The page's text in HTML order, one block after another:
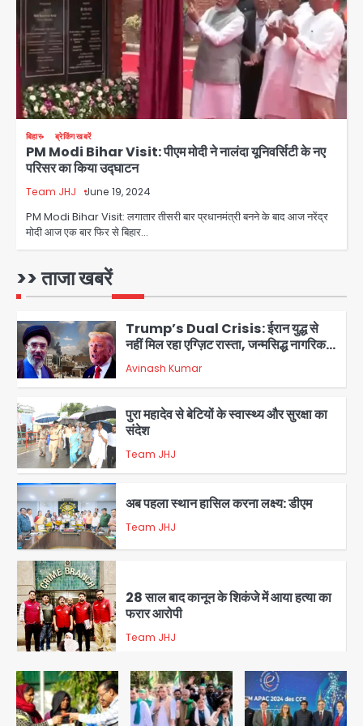
बिहार ब्रेकिंग खबरें
PM Modi Bihar Visit: पीएम मोदी ने नालंदा यूनिवर्सिटी के नए
परिसर का किया उद्घाटन
Team JHJ June 19, 2024
PM Modi Bihar Visit: लगातार तीसरी बार प्रधानमंत्री बनने के बाद आज नरेंद्र
मोदी आज एक बार फिर से बिहार…
>> ताजा खबरें
3
Team JHJ
28 साल बाद कानून के शिकंजे में आया हत्या का
फरार आरोपी
Team JHJ
5
डबल मर्डर का मुख्य साजिशकर्ता क्राइम ब्रांच
के हत्थे
Team JHJ
1
Trump’s Dual Crisis: ईरान युद्ध से
नहीं मिल रहा एग्ज़िट रास्ता, जन्मसिद्ध नागरिकता
पर सुप्रीम कोर्ट को दी फिर चुनौती
Avinash Kumar
2
पुरा महादेव से बेटियों के स्वास्थ्य और सुरक्षा का
संदेश
Team JHJ
3
अब पहला स्थान हासिल करना लक्ष्य: डीएम
Team JHJ
4
28 साल बाद कानून के शिकंजे में आया हत्या का
फरार आरोपी
Team JHJ